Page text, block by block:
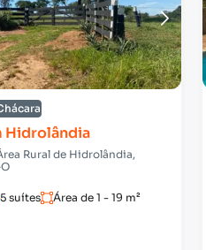
Hidrolândia
Rural de Hidrolândia,
5 suítes Área de 1 - 19 m²